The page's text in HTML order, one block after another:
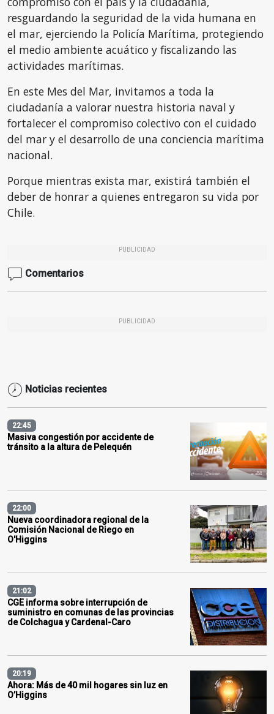
resguardando la seguridad de la vida humana en
el mar, ejerciendo la Policía Marítima, protegiendo
el medio ambiente acuático y fiscalizando las
actividades marítimas.
En este Mes del Mar, invitamos a toda la
ciudadanía a valorar nuestra historia naval y
fortalecer el compromiso colectivo con el cuidado
del mar y el desarrollo de una conciencia marítima
nacional.
Porque mientras exista mar, existirá también el
deber de honrar a quienes entregaron su vida por
Chile.
PUBLICIDAD
Comentarios
PUBLICIDAD
Noticias recientes
22:45
Masiva congestión por accidente de
tránsito a la altura de Pelequén
22:00
Nueva coordinadora regional de la
Comisión Nacional de Riego en
O'Higgins
21:02
CGE informa sobre interrupción de
suministro en comunas de las provincias
de Colchagua y Cardenal-Caro
20:19
Ahora: Más de 40 mil hogares sin luz en
O’Higgins